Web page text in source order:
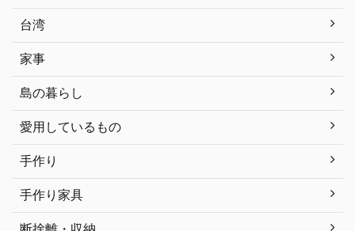
台湾
家事
島の暮らし
愛用しているもの
手作り
手作り家具